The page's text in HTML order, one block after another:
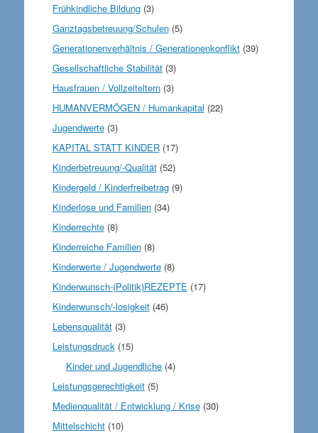
Frühkindliche Bildung(3)
Ganztagsbetreuung/Schulen(5)
Generationenverhältnis / Generationenkonflikt(39)
Gesellschaftliche Stabilität(3)
Hausfrauen / Vollzeiteltern(3)
HUMANVERMÖGEN / Humankapital (22)
Jugendwerte(3)
KAPITAL STATT KINDER(17)
Kinderbetreuung/-Qualität(52)
Kindergeld / Kinderfreibetrag(9)
Kinderlose und Familien(34)
Kinderrechte(8)
Kinderreiche Familien(8)
Kinderwerte / Jugendwerte(8)
Kinderwunsch-(Politik)REZEPTE (17)
Kinderwunsch/-losigkeit(46)
Lebensqualität(3)
Leistungsdruck (15)
Kinder und Jugendliche (4)
Leistungsgerechtigkeit(5)
Medienqualität / Entwicklung / Krise(30)
Mittelschicht(10)